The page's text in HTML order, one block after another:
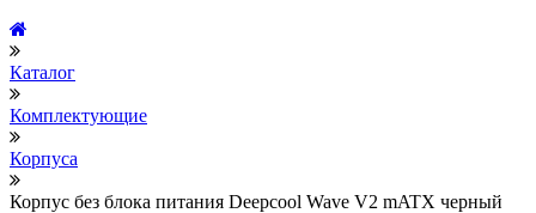
Каталог
Комплектующие
Корпуса
Корпус без блока питания Deepcool Wave V2 mATX черный